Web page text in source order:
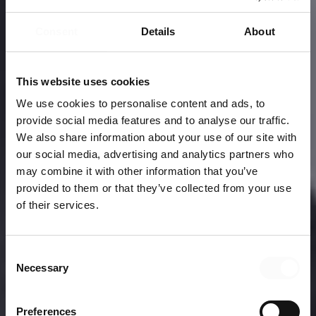
Details About
This website uses cookies
We use cookies to personalise content and ads, to
provide social media features and to analyse our traffic.
We also share information about your use of our site with
our social media, advertising and analytics partners who
may combine it with other information that you’ve
provided to them or that they’ve collected from your use
of their services.
Selection
Necessary
Preferences
Säljare
Hur ser marknaden ut för säljare idag och vad tjänar man?
både säljare och företag att utvecklas i sin roll och hamna